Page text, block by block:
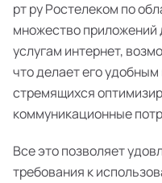
рт ру Ростелеком по
множество приложений
услугам интернет,
что делает его
стремящихся
коммуникационные
Все это позволяет
требования к